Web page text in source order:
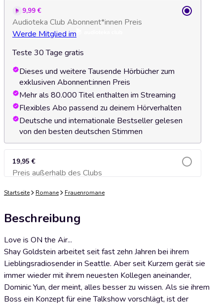
9,99 €
Audioteka Club Abonnent*innen Preis
Werde Mitglied im
Teste 30 Tage gratis
Dieses und weitere Tausende Hörbücher zum
exklusiven Abonnent:innen Preis
Mehr als 80.000 Titel enthalten im Streaming
Flexibles Abo passend zu deinem Hörverhalten
Deutsche und internationale Bestseller gelesen
von den besten deutschen Stimmen
19,95 €
Preis außerhalb des ClubsZum Warenkorb hinzufügen
Startseite Romane Frauenromane
Beschreibung
Love is ON the Air...
Shay Goldstein arbeitet seit fast zehn Jahren bei ihrem
Lieblingsradiosender in Seattle. Aber seit Kurzem gerät sie
immer wieder mit ihrem neuesten Kollegen aneinander,
Dominic Yun, der meint, alles besser zu wissen. Als sie ihrem
Boss ein Konzept für eine Talkshow vorschlägt, ist der